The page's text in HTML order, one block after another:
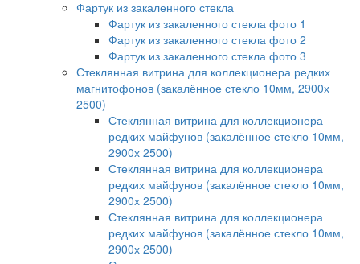
Фартук из закаленного стекла
Фартук из закаленного стекла фото 1
Фартук из закаленного стекла фото 2
Фартук из закаленного стекла фото 3
Стеклянная витрина для коллекционера редких
магнитофонов (закалённое стекло 10мм, 2900х
2500)
Стеклянная витрина для коллекционера
редких майфунов (закалённое стекло 10мм,
2900х 2500)
Стеклянная витрина для коллекционера
редких майфунов (закалённое стекло 10мм,
2900х 2500)
Стеклянная витрина для коллекционера
редких майфунов (закалённое стекло 10мм,
2900х 2500)